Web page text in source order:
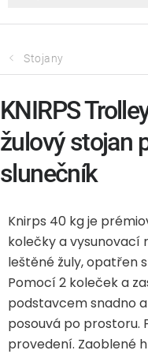
Lavice a
Doplňky
Deštníky
Gastro produkty
Stojany
Knirps 40 kg je
kolečky a vysunovací
leštěné žuly, opatřen
Pomocí 2 koleček a
podstavcem snadno
posouvá po prostoru.
provedení. Zaoblené
KNIRPS
žulový stojan
slunečník